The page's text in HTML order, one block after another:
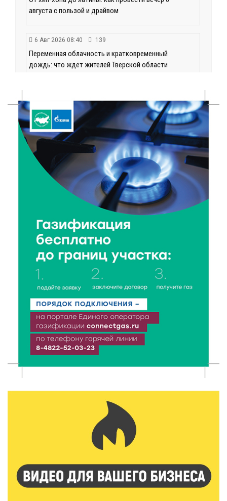
августа с пользой и драйвом
6 Авг 2026 08:40 139
Переменная облачность и кратковременный
дождь: что ждёт жителей Тверской области
6 Авг 2026 08:10 189
В Твери открываются две масштабные выставки
известных художников
5 Авг 2026 23:02 392
В парке Твери прошла познавательная акция от
Госавтоинспекции
Названы самые грамотные профессии по итогам
«Тотального диктанта»
5 Авг 2026 21:02 379
От детских площадок до спортивных арен: в
Калининском округе подвели итоги программы
поддержки местных инициатив
5 Авг 2026 20:02 292
Большая гонка на Волге: 8 августа Калязин станет
Туристический азарт и командный дух: в
Максатихинском округе завершился молодёжный
Виталий Королев: 58 пространств благоустроят в
Верхневолжье